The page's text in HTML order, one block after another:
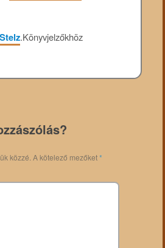
.Könyvjelzőkhöz
közzé. A kötelező mezőket*